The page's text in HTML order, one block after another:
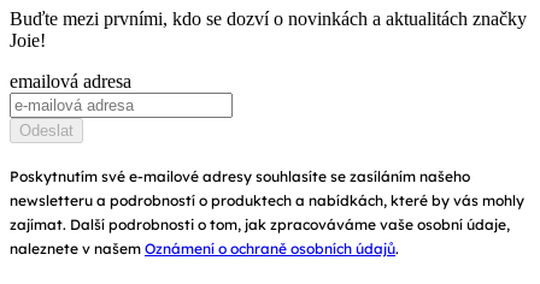
Dětské postýlky a kolébky
Záruka
Návod k obsluze
Mapa stránek
Najít obchody
Zaregistrujte svůj výrobek
Buďte mezi prvními, kdo se dozví o novinkách a aktualitách značky
Joie!
emailová adresa
Odeslat
Poskytnutím své e-mailové adresy souhlasíte se zasíláním našeho
newsletteru a podrobností o produktech a nabídkách, které by vás mohly
zajímat. Další podrobnosti o tom, jak zpracováváme vaše osobní údaje,
naleznete v našem Oznámení o ochraně osobních údajů.